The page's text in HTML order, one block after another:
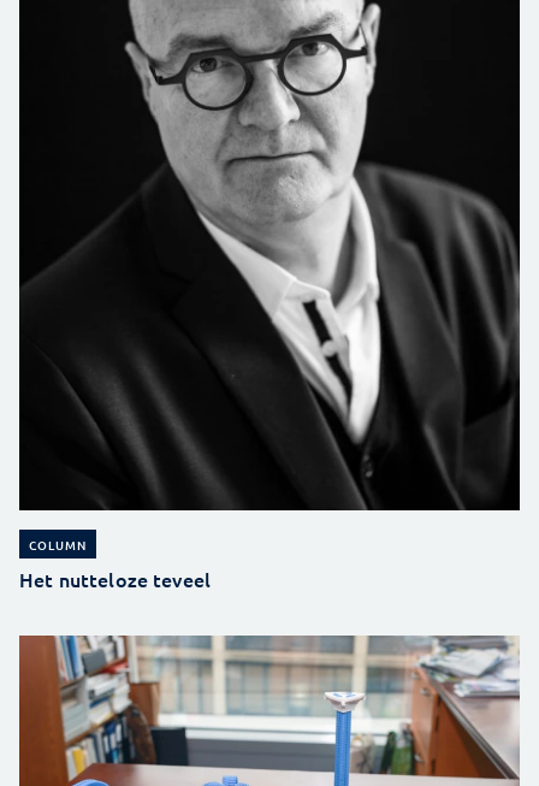
COLUMN
Het nutteloze teveel